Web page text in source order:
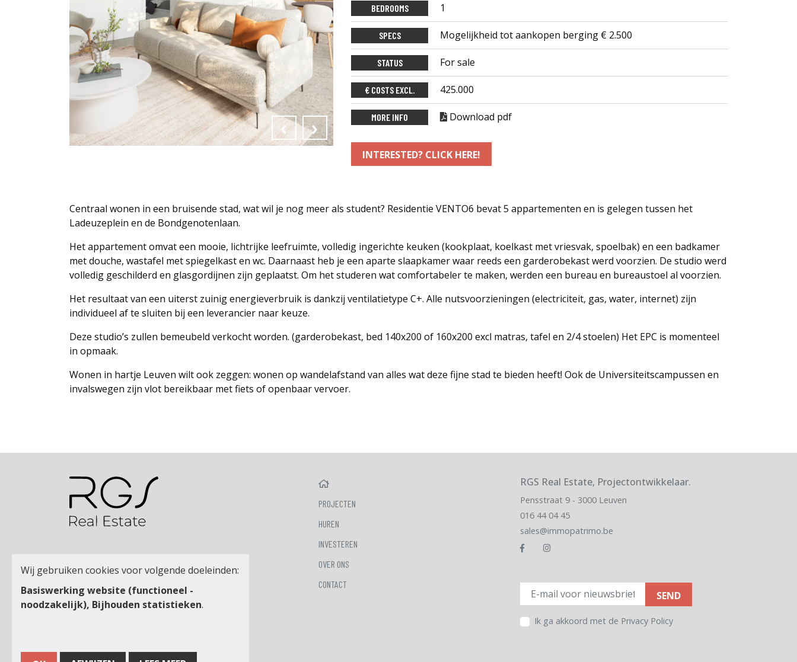
‹ ›
BEDROOMS 1
SPECS Mogelijkheid tot aankopen berging € 2.500
STATUS For sale
€ COSTS EXCL. 425.000
MORE INFO Download pdf
INTERESTED? CLICK HERE!
Centraal wonen in een bruisende stad, wat wil je nog meer als student? Residentie VENTO6 bevat 5 appartementen en is gelegen tussen het
Ladeuzeplein en de Bondgenotenlaan.
Het appartement omvat een mooie, lichtrijke leefruimte, volledig ingerichte keuken (kookplaat, koelkast met vriesvak, spoelbak) en een badkamer
met douche, wastafel met spiegelkast en wc. Daarnaast heb je een aparte slaapkamer waar reeds een garderobekast werd voorzien. De studio werd
volledig geschilderd en glasgordijnen zijn geplaatst. Om het studeren wat comfortabeler te maken, werden een bureau en bureaustoel al voorzien.
Het resultaat van een uiterst zuinig energieverbruik is dankzij ventilatietype C+. Alle nutsvoorzieningen (electriciteit, gas, water, internet) zijn
individueel af te sluiten bij een leverancier naar keuze.
Deze studio’s zullen bemeubeld verkocht worden. (garderobekast, bed 140x200 of 160x200 excl matras, tafel en 2/4 stoelen) Het EPC is momenteel
in opmaak.
Wonen in hartje Leuven wilt ook zeggen: wonen op wandelafstand van alles wat deze fijne stad te bieden heeft! Ook de Universiteitscampussen en
invalswegen zijn vlot bereikbaar met fiets of openbaar vervoer.
HOME
PROJECTEN
HUREN
INVESTEREN
OVER ONS
CONTACT
RGS Real Estate, Projectontwikkelaar.
Pensstraat 9 - 3000 Leuven
016 44 04 45
sales@immopatrimo.be
Email
Ik ga akkoord met de Privacy Policy
Wij gebruiken cookies voor volgende doeleinden:
Basiswerking website (functioneel -
noodzakelijk), Bijhouden statistieken.